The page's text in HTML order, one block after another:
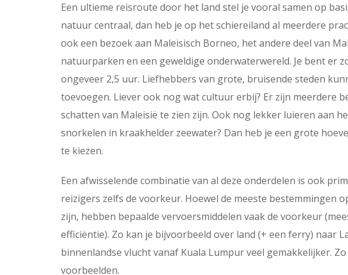
Een ultieme reisroute door het land stel je vooral samen op
natuur centraal, dan heb je op het schiereiland al meerdere
ook een bezoek aan Maleisisch Borneo, het andere deel van
natuurparken en een geweldige onderwaterwereld. Je bent er
ongeveer 2,5 uur. Liefhebbers van grote, bruisende steden
toevoegen. Liever ook nog wat cultuur erbij? Er zijn meerdere
schatten van Maleisië te zien zijn. Ook nog lekker luieren aan
snorkelen in kraakhelder zeewater? Dan heb je een grote
te kiezen.
Een afwisselende combinatie van al deze onderdelen is ook
reizigers zelfs de voorkeur. Hoewel de meeste bestemmingen
zijn, hebben bepaalde vervoersmiddelen vaak de voorkeur
efficiëntie). Zo kan je bijvoorbeeld over land (+ een ferry) naar
binnenlandse vlucht vanaf Kuala Lumpur veel gemakkelijker.
voorbeelden.